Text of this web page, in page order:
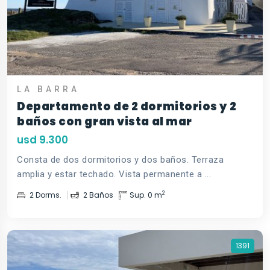
LA BARRA
Departamento de 2 dormitorios y 2
baños con gran vista al mar
usd 9.300
Consta de dos dormitorios y dos baños. Terraza
amplia y estar techado. Vista permanente a ...
2 Dorms. 2 Baños Sup. 0 m2
1391